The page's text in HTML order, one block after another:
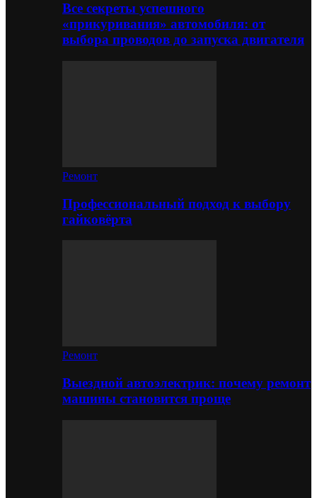
Все секреты успешного
«прикуривания» автомобиля: от
выбора проводов до запуска двигателя
Ремонт
Профессиональный подход к выбору
гайковёрта
Ремонт
Выездной автоэлектрик: почему ремонт
машины становится проще